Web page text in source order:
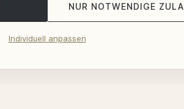
NUR NOTWENDIGE
Individuell anpassen